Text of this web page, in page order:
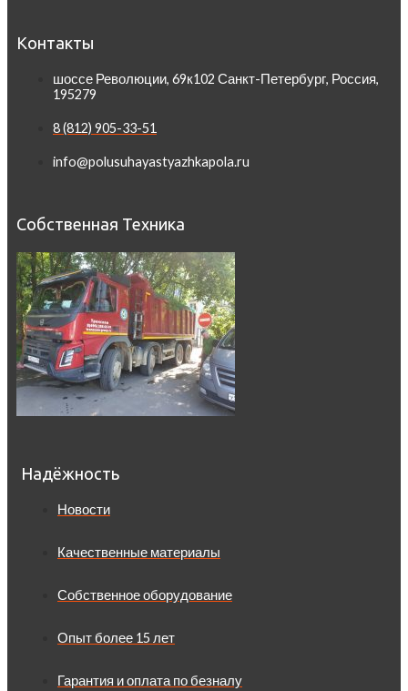
Контакты
шоссе Революции, 69к102 Санкт-Петербург, Россия,
195279
8 (812) 905-33-51
info@polusuhayastyazhkapola.ru
Собственная Техника
Надёжность
Новости
Качественные материалы
Собственное оборудование
Опыт более 15 лет
Гарантия и оплата по безналу